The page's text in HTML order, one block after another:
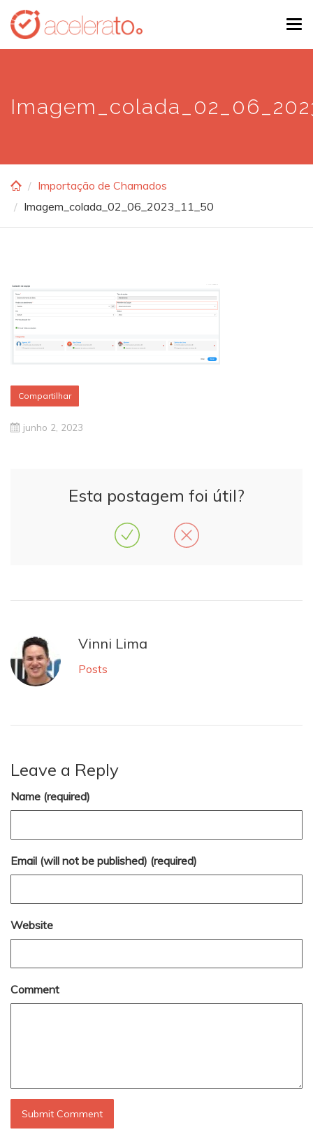
Skip
main
Importação de Chamados
Imagem_colada_02_06_2023_11_50
Compartilhar
junho 2, 2023
Esta postagem foi útil?
Vinni Lima
Posts
Leave a Reply
Name (required)
Email (will not be published) (required)
Website
Comment